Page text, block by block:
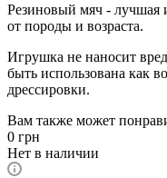
Резиновый мяч - лучшая
от породы и возраста.
Игрушка не наносит
быть использована как
дрессировки.
Вам также может
0 грн
Нет в наличии